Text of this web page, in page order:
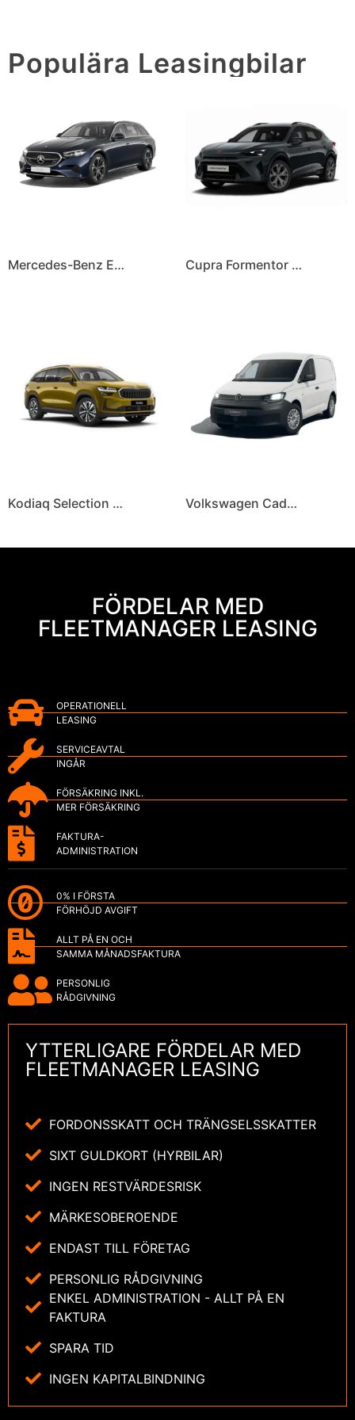
Populära Leasingbilar
Mercedes-Benz E300 e Kombi Cupra Formentor Nordic Edition
Kodiaq Selection Business Edition 1,5 TSI iV Volkswagen Caddy Cargo
FÖRDELAR MED
FLEETMANAGER LEASING
OPERATIONELL
LEASING
SERVICEAVTAL
INGÅR
FÖRSÄKRING INKL.
MER FÖRSÄKRING
FAKTURA-
ADMINISTRATION
0% I FÖRSTA
FÖRHÖJD AVGIFT
ALLT PÅ EN OCH
SAMMA MÅNADSFAKTURA
PERSONLIG
RÅDGIVNING
YTTERLIGARE FÖRDELAR MED
FLEETMANAGER LEASING
FORDONSSKATT OCH TRÄNGSELSSKATTER
SIXT GULDKORT (HYRBILAR)
INGEN RESTVÄRDESRISK
MÄRKESOBEROENDE
ENDAST TILL FÖRETAG
PERSONLIG RÅDGIVNING
ENKEL ADMINISTRATION - ALLT PÅ EN
FAKTURA
SPARA TID
INGEN KAPITALBINDNING